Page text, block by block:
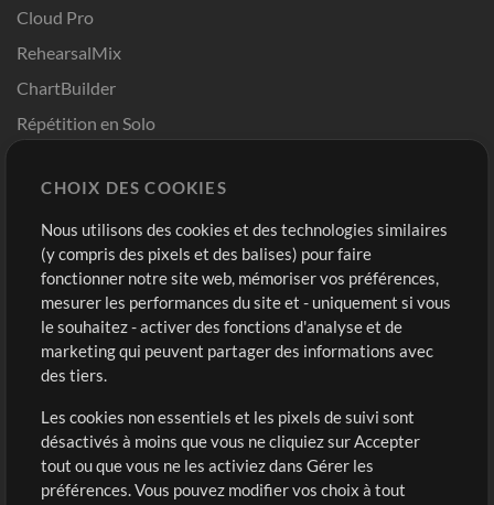
Cloud Pro
RehearsalMix
ChartBuilder
Répétition en Solo
Modèles ProPresenter
Sons
Boutique
Acheter des crédits
Contenu gratuit
Demander les pistes
Extras
Sessions
Compte
Connexion
S'inscrire
CHOIX DES COOKIES
Nous utilisons des cookies et des technologies similaires
(y compris des pixels et des balises) pour faire
fonctionner notre site web, mémoriser vos préférences,
mesurer les performances du site et - uniquement si vous
le souhaitez - activer des fonctions d'analyse et de
marketing qui peuvent partager des informations avec
des tiers.
Les cookies non essentiels et les pixels de suivi sont
désactivés à moins que vous ne cliquiez sur Accepter
tout ou que vous ne les activiez dans Gérer les
préférences. Vous pouvez modifier vos choix à tout